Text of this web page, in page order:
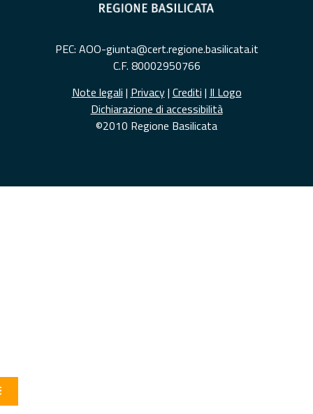
PEC: AOO-giunta@cert.regione.basilicata.it
C.F. 80002950766
Note legali | Privacy| Crediti | Il Logo
Dichiarazione di accessibilità
©2010 Regione Basilicata